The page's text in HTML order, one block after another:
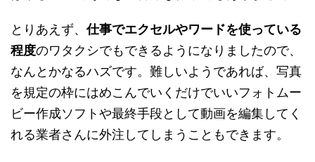
とりあえず、仕事でエクセルやワードを使っている
程度のワタクシでもできるようになりましたので、
なんとかなるハズです。難しいようであれば、写真
を規定の枠にはめこんでいくだけでいいフォトムー
ビー作成ソフトや最終手段として動画を編集してく
れる業者さんに外注してしまうこともできます。